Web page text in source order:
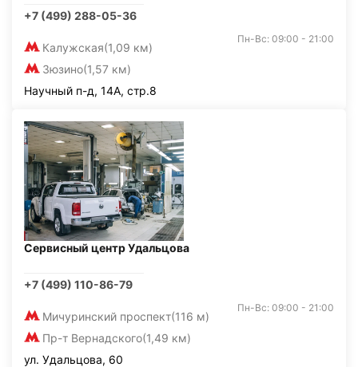
+7 (499) 288-05-36
Калужская(1,09 км)
Зюзино(1,57 км)
Пн-Вс: 09:00 - 21:00
Научный п-д, 14А, стр.8
Сервисный центр Удальцова
+7 (499) 110-86-79
Мичуринский проспект(116 м)
Пр-т Вернадского(1,49 км)
Пн-Вс: 09:00 - 21:00
ул. Удальцова, 60